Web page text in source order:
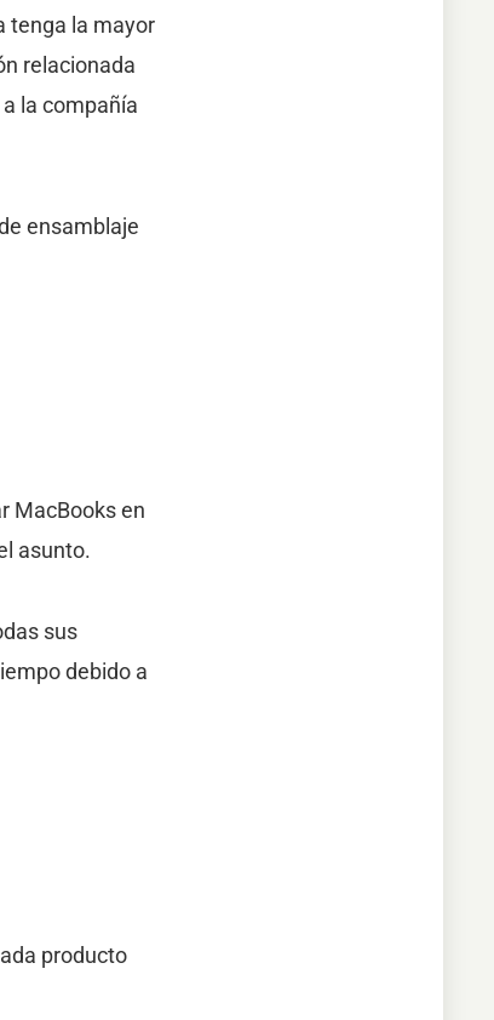
tenga la mayor
relacionada
la compañía
ensamblaje
MacBooks en
asunto.
sus
debido a
producto